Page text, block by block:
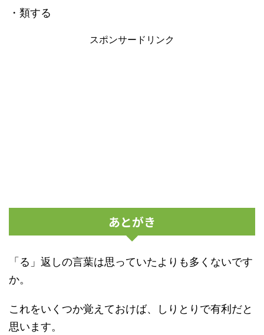
・類する
スポンサードリンク
あとがき
「る」返しの言葉は思っていたよりも多くないです
か。
これをいくつか覚えておけば、しりとりで有利だと
思います。